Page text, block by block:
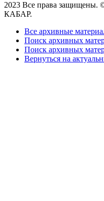
2023 Все права
КАБАР.
Все архивные
Поиск архивных
Поиск архивных
Вернуться на